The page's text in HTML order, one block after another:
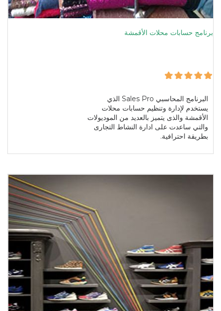
برنامج حسابات محلات الأقمشة
البرنامج المحاسبي Sales Pro الذي
يستخدم لإدارة وتنظيم حسابات محلات
الأقمشة والذى يتميز بالعديد من الموديولات
والتي ساعدت على ادارة النشاط التجارى
بطريقة احترافية.